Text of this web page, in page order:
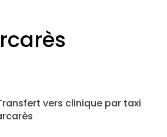
vers clinique par taxi